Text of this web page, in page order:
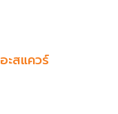
ะสแควร์